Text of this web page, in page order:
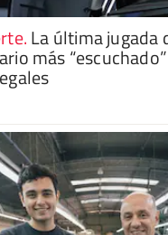
.La última jugada
más